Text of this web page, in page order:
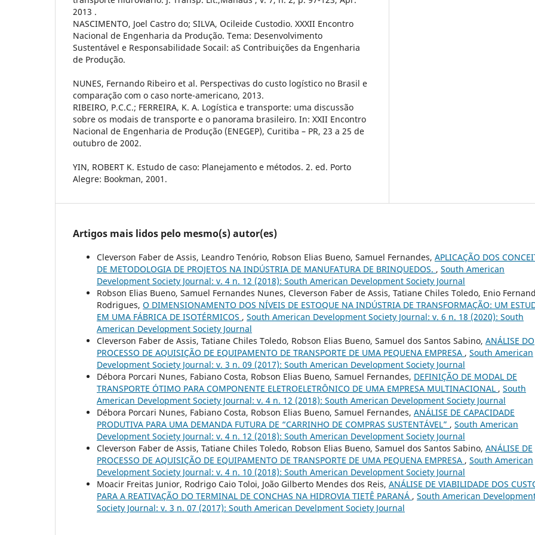
2013 .
NASCIMENTO, Joel Castro do; SILVA, Ocileide Custodio. XXXII Encontro
Nacional de Engenharia da Produção. Tema: Desenvolvimento
Sustentável e Responsabilidade Socail: aS Contribuições da Engenharia
de Produção.
NUNES, Fernando Ribeiro et al. Perspectivas do custo logístico no Brasil e
comparação com o caso norte-americano, 2013.
RIBEIRO, P.C.C.; FERREIRA, K. A. Logística e transporte: uma discussão
sobre os modais de transporte e o panorama brasileiro. In: XXII Encontro
Nacional de Engenharia de Produção (ENEGEP), Curitiba – PR, 23 a 25 de
outubro de 2002.
YIN, ROBERT K. Estudo de caso: Planejamento e métodos. 2. ed. Porto
Alegre: Bookman, 2001.
Artigos mais lidos pelo mesmo(s) autor(es)
Cleverson Faber de Assis, Leandro Tenório, Robson Elias Bueno, Samuel Fernandes, APLICAÇÃO DOS
DE METODOLOGIA DE PROJETOS NA INDÚSTRIA DE MANUFATURA DE BRINQUEDOS. , South American
Development Society Journal: v. 4 n. 12 (2018): South American Development Society Journal
Robson Elias Bueno, Samuel Fernandes Nunes, Cleverson Faber de Assis, Tatiane Chiles Toledo, Enio
Rodrigues, O DIMENSIONAMENTO DOS NÍVEIS DE ESTOQUE NA INDÚSTRIA DE TRANSFORMAÇÃO: UM
EM UMA FÁBRICA DE ISOTÉRMICOS , South American Development Society Journal: v. 6 n. 18 (2020): South
American Development Society Journal
Cleverson Faber de Assis, Tatiane Chiles Toledo, Robson Elias Bueno, Samuel dos Santos Sabino, ANÁLISE DO
PROCESSO DE AQUISIÇÃO DE EQUIPAMENTO DE TRANSPORTE DE UMA PEQUENA EMPRESA , South American
Development Society Journal: v. 3 n. 09 (2017): South American Development Society Journal
Débora Porcari Nunes, Fabiano Costa, Robson Elias Bueno, Samuel Fernandes, DEFINIÇÃO DE MODAL DE
TRANSPORTE ÓTIMO PARA COMPONENTE ELETROELETRÔNICO DE UMA EMPRESA MULTINACIONAL , South
American Development Society Journal: v. 4 n. 12 (2018): South American Development Society Journal
Débora Porcari Nunes, Fabiano Costa, Robson Elias Bueno, Samuel Fernandes, ANÁLISE DE CAPACIDADE
PRODUTIVA PARA UMA DEMANDA FUTURA DE “CARRINHO DE COMPRAS SUSTENTÁVEL” , South American
Development Society Journal: v. 4 n. 12 (2018): South American Development Society Journal
Cleverson Faber de Assis, Tatiane Chiles Toledo, Robson Elias Bueno, Samuel dos Santos Sabino, ANÁLISE DE
PROCESSO DE AQUISIÇÃO DE EQUIPAMENTO DE TRANSPORTE DE UMA PEQUENA EMPRESA , South American
Development Society Journal: v. 4 n. 10 (2018): South American Development Society Journal
Moacir Freitas Junior, Rodrigo Caio Toloi, João Gilberto Mendes dos Reis, ANÁLISE DE VIABILIDADE DOS
PARA A REATIVAÇÃO DO TERMINAL DE CONCHAS NA HIDROVIA TIETÊ PARANÁ , South American
Society Journal: v. 3 n. 07 (2017): South American Develpment Society Journal